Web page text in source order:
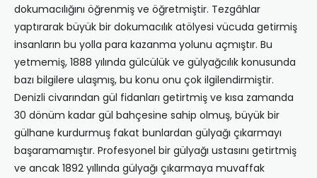
dokumacılığını öğrenmiş ve öğretmiştir. Tezgâhlar
yaptırarak büyük bir dokumacılık atölyesi vücuda getirmiş
insanların bu yolla para kazanma yolunu açmıştır. Bu
yetmemiş, 1888 yılında gülcülük ve gülyağcılık konusunda
bazı bilgilere ulaşmış, bu konu onu çok ilgilendirmiştir.
Denizli civarından gül fidanları getirtmiş ve kısa zamanda
30 dönüm kadar gül bahçesine sahip olmuş, büyük bir
gülhane kurdurmuş fakat bunlardan gülyağı çıkarmayı
başaramamıştır. Profesyonel bir gülyağı ustasını getirtmiş
ve ancak 1892 yıllında gülyağı çıkarmaya muvaffak